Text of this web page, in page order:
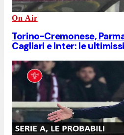
On Air
Torino-Cremonese,
Cagliari e Inter: le